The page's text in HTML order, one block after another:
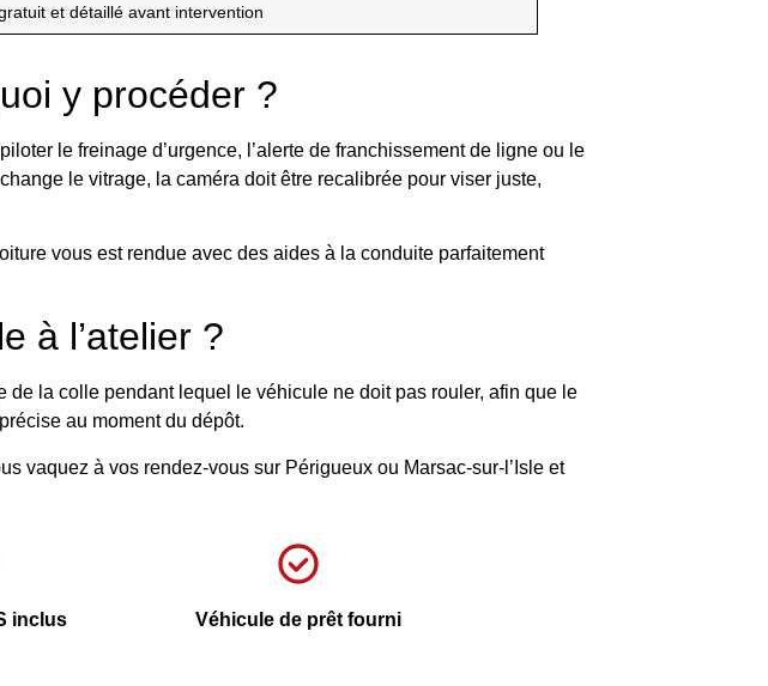
et détaillé avant intervention
y procéder ?
le freinage d’urgence, l’alerte de franchissement de ligne ou le
le vitrage, la caméra doit être recalibrée pour viser juste,
vous est rendue avec des aides à la conduite parfaitement
à l’atelier ?
la colle pendant lequel le véhicule ne doit pas rouler, afin que le
au moment du dépôt.
vaquez à vos rendez-vous sur Périgueux ou Marsac-sur-l’Isle et
inclus Véhicule de prêt fourni